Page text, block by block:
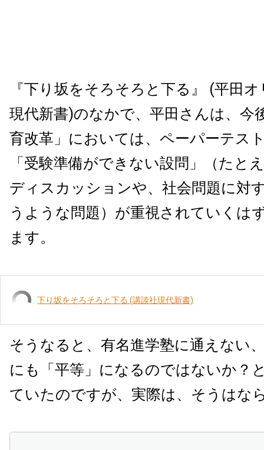
『下り坂をそろそろと下る』 (平田
現代新書)のなかで、平田さんは、今
育改革」においては、ペーパーテス
「受験準備ができない設問」（たと
ディスカッションや、社会問題に対
うような問題）が重視されていくは
ます。
下り坂をそろそろと下る (講談社現代新書)
そうなると、有名進学塾に通えない
にも「平等」になるのではないか？
ていたのですが、実際は、そうはな